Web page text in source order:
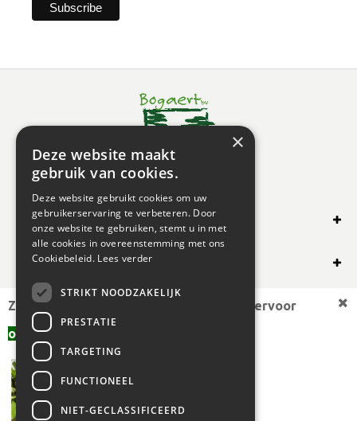
SHOP ONLINE
OVERIG
OPENINGSUREN
Zoekt u een andere plantmaat,
bekijk hiervoor
offerte aanvragen
×
Deze website maakt
gebruik van cookies.
Deze website gebruikt cookies om uw
gebruikerservaring te verbeteren. Door
onze website te gebruiken, stemt u in met
alle cookies in overeenstemming met ons
Cookiebeleid. Lees verder
STRIKT NOODZAKELIJK
PRESTATIE
TARGETING
FUNCTIONEEL
NIET-GECLASSIFICEERD